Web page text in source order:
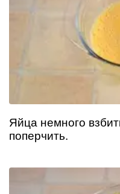
Яйца немного
поперчить.